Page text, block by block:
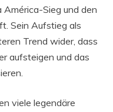
Sieg und den
Sein Aufstieg als
Trend wider, dass
aufsteigen und das
viele legendäre